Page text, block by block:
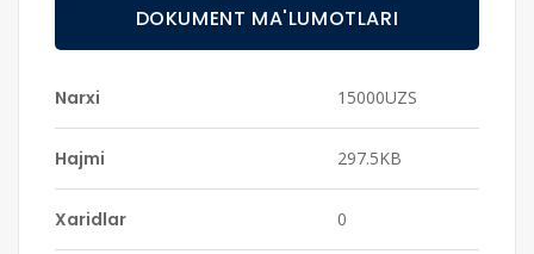
DOKUMENT MA'LUMOTLARI
Narxi 15000UZS
Hajmi 297.5KB
Xaridlar 0